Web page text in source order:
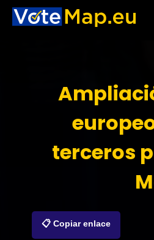
terceros
📋 Copiar enlace